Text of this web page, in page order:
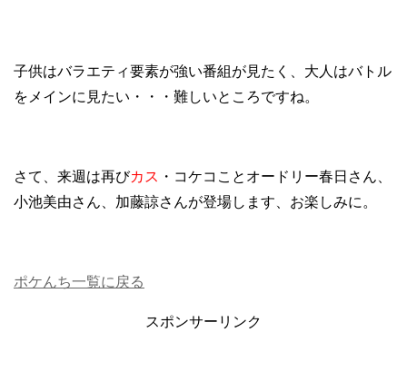
子供はバラエティ要素が強い番組が見たく、大人はバトル
をメインに見たい・・・難しいところですね。
さて、来週は再びカス ・コケコことオードリー春日さん、
小池美由さん、加藤諒さんが登場します、お楽しみに。
ポケんち一覧に戻る
スポンサーリンク